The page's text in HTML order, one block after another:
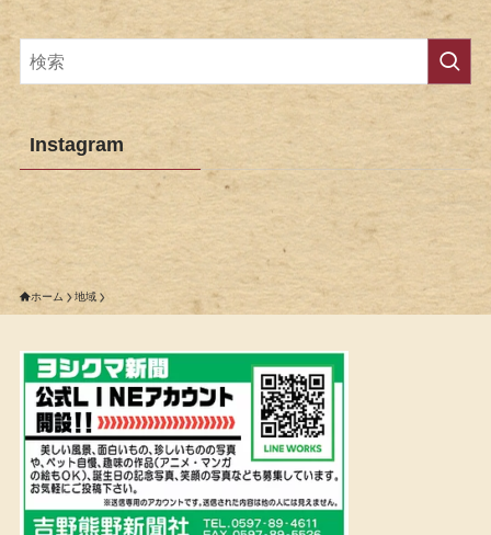
Instagram
ホーム 地域